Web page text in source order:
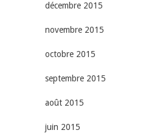
décembre 2015
novembre 2015
octobre 2015
septembre 2015
août 2015
juin 2015